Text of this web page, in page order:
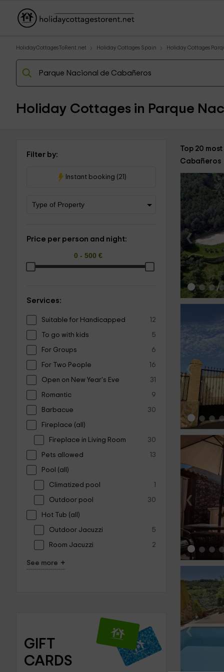
HolidayCottagesToRent.net Holiday Cottages Spain Holiday Cottages
Holiday Cottages in Parque
Filter by:
Instant booking (21)
Price per person and night:
Services:
Suitable for Handicapped 12
To go with kids 5
For Groups 6
For Two People 16
Open on New Year's Eve 31
Romantic 9
Barbacue 30
Fireplace (all)
Fireplace in Living Room 30
Pets allowed 13
Pool (all)
Climatized pool 1
Outdoor pool 30
Hot Tub (all)
Outdoor Jacuzzi 5
Room Jacuzzi 2
See more +
GIFT
CARDS
Top 20
Cabañeros
‹
‹
‹
‹